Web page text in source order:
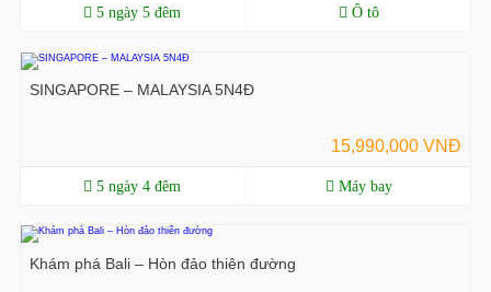
5 ngày 5 đêm Ô tô
SINGAPORE – MALAYSIA 5N4Đ
15,990,000 VNĐ
5 ngày 4 đêm Máy bay
Khám phá Bali – Hòn đảo thiên đường